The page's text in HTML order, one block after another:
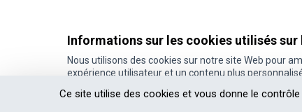
Ce site utilise des cookies et vous donne le
Informations sur les cookies utilisés sur
Nous utilisons des cookies sur notre site Web pour
expérience utilisateur et un contenu plus
(Lien externe)
Site réalisé grâce aulogiciel libre Decidim
(Lien externe)
.